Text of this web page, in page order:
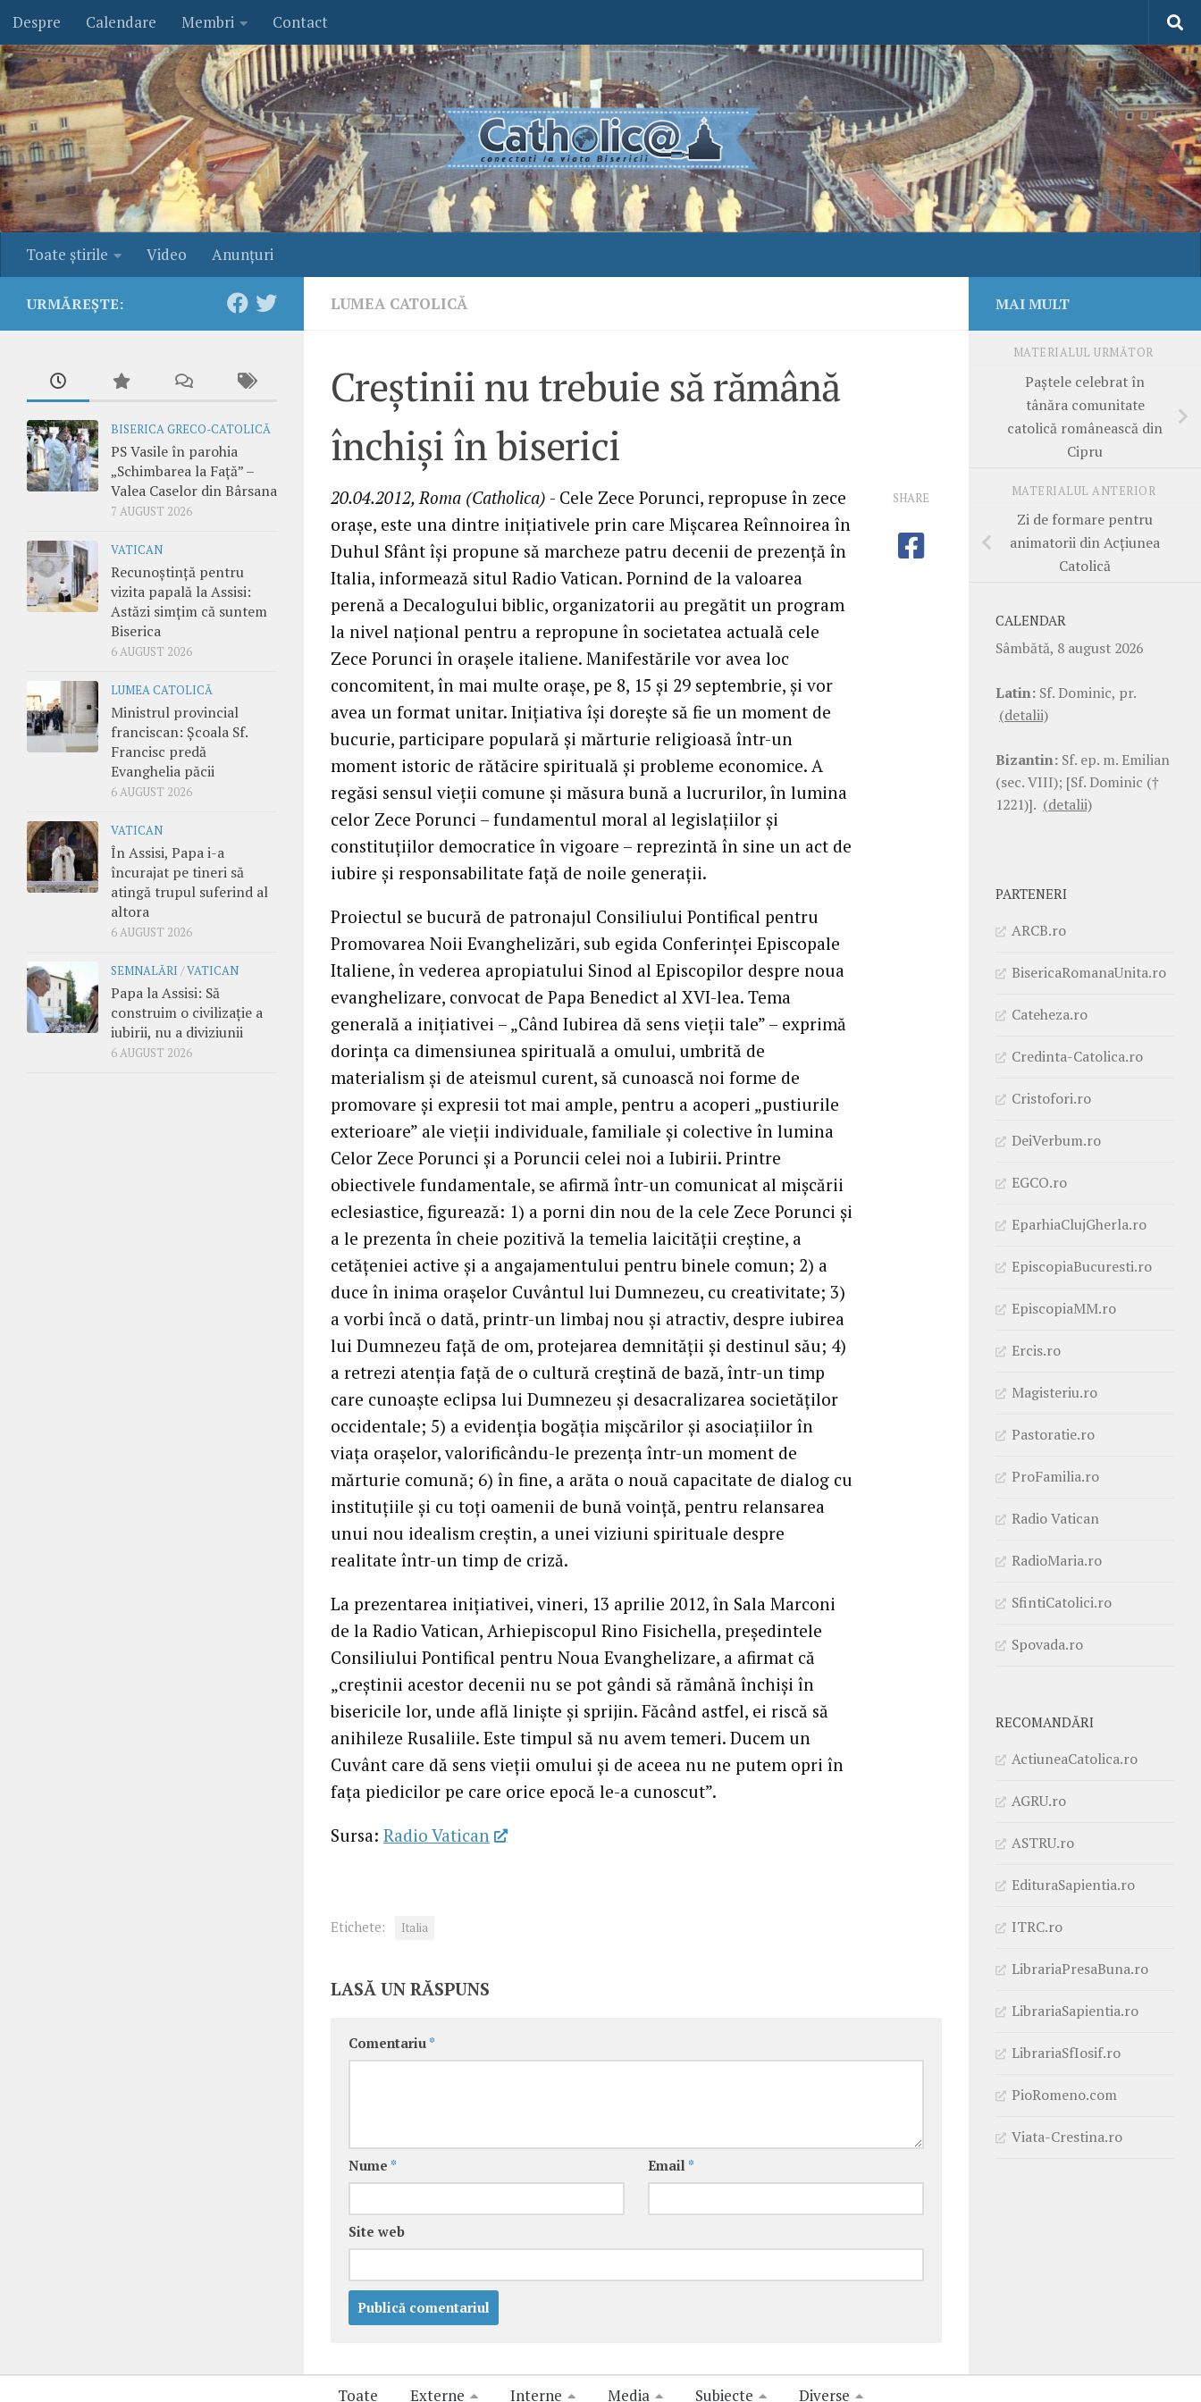
Skip to content
Despre Calendare Membri Contact
Toate ştirile Video Anunţuri
LUMEA CATOLICĂ
Creştinii nu trebuie să rămână
închişi în biserici
20.04.2012, Roma (Catholica) - Cele Zece Porunci, repropuse în zece
oraşe, este una dintre iniţiativele prin care Mişcarea Reînnoirea în
Duhul Sfânt îşi propune să marcheze patru decenii de prezenţă în
Italia, informează situl Radio Vatican. Pornind de la valoarea
perenă a Decalogului biblic, organizatorii au pregătit un program
la nivel naţional pentru a repropune în societatea actuală cele
Zece Porunci în oraşele italiene. Manifestările vor avea loc
concomitent, în mai multe oraşe, pe 8, 15 şi 29 septembrie, şi vor
avea un format unitar. Iniţiativa îşi doreşte să fie un moment de
bucurie, participare populară şi mărturie religioasă într-un
moment istoric de rătăcire spirituală şi probleme economice. A
regăsi sensul vieţii comune şi măsura bună a lucrurilor, în lumina
celor Zece Porunci – fundamentul moral al legislaţiilor şi
constituţiilor democratice în vigoare – reprezintă în sine un act de
iubire şi responsabilitate faţă de noile generaţii.
Proiectul se bucură de patronajul Consiliului Pontifical pentru
Promovarea Noii Evanghelizări, sub egida Conferinţei Episcopale
Italiene, în vederea apropiatului Sinod al Episcopilor despre noua
evanghelizare, convocat de Papa Benedict al XVI-lea. Tema
generală a iniţiativei – „Când Iubirea dă sens vieţii tale” – exprimă
dorinţa ca dimensiunea spirituală a omului, umbrită de
materialism şi de ateismul curent, să cunoască noi forme de
promovare şi expresii tot mai ample, pentru a acoperi „pustiurile
exterioare” ale vieţii individuale, familiale şi colective în lumina
Celor Zece Porunci şi a Poruncii celei noi a Iubirii. Printre
obiectivele fundamentale, se afirmă într-un comunicat al mişcării
eclesiastice, figurează: 1) a porni din nou de la cele Zece Porunci şi
a le prezenta în cheie pozitivă la temelia laicităţii creştine, a
cetăţeniei active şi a angajamentului pentru binele comun; 2) a
duce în inima oraşelor Cuvântul lui Dumnezeu, cu creativitate; 3)
a vorbi încă o dată, printr-un limbaj nou şi atractiv, despre iubirea
lui Dumnezeu faţă de om, protejarea demnităţii şi destinul său; 4)
a retrezi atenţia faţă de o cultură creştină de bază, într-un timp
care cunoaşte eclipsa lui Dumnezeu şi desacralizarea societăţilor
occidentale; 5) a evidenţia bogăţia mişcărilor şi asociaţiilor în
viaţa oraşelor, valorificându-le prezenţa într-un moment de
mărturie comună; 6) în fine, a arăta o nouă capacitate de dialog cu
instituţiile şi cu toţi oamenii de bună voinţă, pentru relansarea
unui nou idealism creştin, a unei viziuni spirituale despre
realitate într-un timp de criză.
La prezentarea iniţiativei, vineri, 13 aprilie 2012, în Sala Marconi
de la Radio Vatican, Arhiepiscopul Rino Fisichella, preşedintele
Consiliului Pontifical pentru Noua Evanghelizare, a afirmat că
„creştinii acestor decenii nu se pot gândi să rămână închişi în
bisericile lor, unde află linişte şi sprijin. Făcând astfel, ei riscă să
anihileze Rusaliile. Este timpul să nu avem temeri. Ducem un
Cuvânt care dă sens vieţii omului şi de aceea nu ne putem opri în
faţa piedicilor pe care orice epocă le-a cunoscut”.
Sursa: Radio Vatican
SHARE
Etichete: Italia
LASĂ UN RĂSPUNS
Comentariu *
Nume * Email *
Site web
URMĂREȘTE:
BISERICA GRECO-CATOLICĂ
PS Vasile în parohia
„Schimbarea la Față” –
Valea Caselor din Bârsana
7 AUGUST 2026
VATICAN
Recunoștință pentru
vizita papală la Assisi:
Astăzi simțim că suntem
Biserica
6 AUGUST 2026
LUMEA CATOLICĂ
Ministrul provincial
franciscan: Școala Sf.
Francisc predă
Evanghelia păcii
6 AUGUST 2026
VATICAN
În Assisi, Papa i-a
încurajat pe tineri să
atingă trupul suferind al
altora
6 AUGUST 2026
SEMNALĂRI /VATICAN
Papa la Assisi: Să
construim o civilizație a
iubirii, nu a diviziunii
6 AUGUST 2026
MAI MULT
MATERIALUL URMĂTOR
Paştele celebrat în
tânăra comunitate
catolică românească din
Cipru
MATERIALUL ANTERIOR
Zi de formare pentru
animatorii din Acţiunea
Catolică
CALENDAR
Sâmbătă, 8 august 2026
Latin: Sf. Dominic, pr.
(detalii)
Bizantin: Sf. ep. m. Emilian
(sec. VIII); [Sf. Dominic (†
1221)]. (detalii)
PARTENERI
ARCB.ro
BisericaRomanaUnita.ro
Cateheza.ro
Credinta-Catolica.ro
Cristofori.ro
DeiVerbum.ro
EGCO.ro
EparhiaClujGherla.ro
EpiscopiaBucuresti.ro
EpiscopiaMM.ro
Ercis.ro
Magisteriu.ro
Pastoratie.ro
ProFamilia.ro
Radio Vatican
RadioMaria.ro
SfintiCatolici.ro
Spovada.ro
RECOMANDĂRI
ActiuneaCatolica.ro
AGRU.ro
ASTRU.ro
EdituraSapientia.ro
ITRC.ro
LibrariaPresaBuna.ro
LibrariaSapientia.ro
LibrariaSfIosif.ro
PioRomeno.com
Viata-Crestina.ro
Toate Externe Interne Media Subiecte Diverse